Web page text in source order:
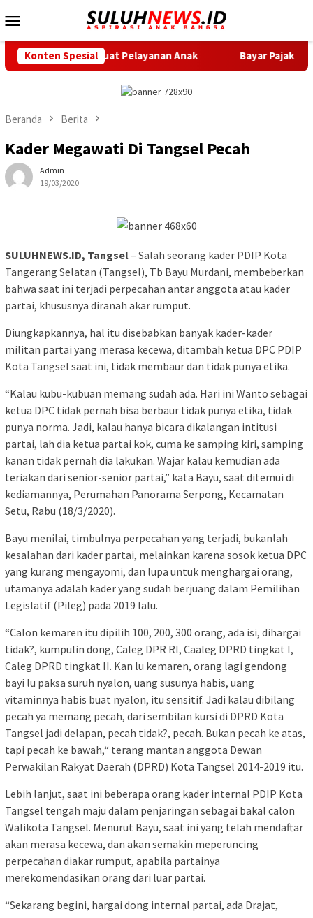
ke
Mobile
Konten Spesial
Pelayanan Anak Bayar Pajak Kini Makin Mudah,
Beranda Berita
Kader Megawati Di Tangsel Pecah
Admin
19/03/2020
SULUHNEWS.ID, Tangsel– Salah seorang kader PDIP Kota
Tangerang Selatan (Tangsel), Tb Bayu Murdani, membeberkan
bahwa saat ini terjadi perpecahan antar anggota atau kader
partai, khususnya diranah akar rumput.
Diungkapkannya, hal itu disebabkan banyak kader-kader
militan partai yang merasa kecewa, ditambah ketua DPC PDIP
Kota Tangsel saat ini, tidak membaur dan tidak punya etika.
“Kalau kubu-kubuan memang sudah ada. Hari ini Wanto sebagai
ketua DPC tidak pernah bisa berbaur tidak punya etika, tidak
punya norma. Jadi, kalau hanya bicara dikalangan intitusi
partai, lah dia ketua partai kok, cuma ke samping kiri, samping
kanan tidak pernah dia lakukan. Wajar kalau kemudian ada
teriakan dari senior-senior partai,” kata Bayu, saat ditemui di
kediamannya, Perumahan Panorama Serpong, Kecamatan
Setu, Rabu (18/3/2020).
Bayu menilai, timbulnya perpecahan yang terjadi, bukanlah
kesalahan dari kader partai, melainkan karena sosok ketua DPC
yang kurang mengayomi, dan lupa untuk menghargai orang,
utamanya adalah kader yang sudah berjuang dalam Pemilihan
Legislatif (Pileg) pada 2019 lalu.
“Calon kemaren itu dipilih 100, 200, 300 orang, ada isi, dihargai
tidak?, kumpulin dong, Caleg DPR RI, Caaleg DPRD tingkat I,
Caleg DPRD tingkat II. Kan lu kemaren, orang lagi gendong
bayi lu paksa suruh nyalon, uang susunya habis, uang
vitaminnya habis buat nyalon, itu sensitif. Jadi kalau dibilang
pecah ya memang pecah, dari sembilan kursi di DPRD Kota
Tangsel jadi delapan, pecah tidak?, pecah. Bukan pecah ke atas,
tapi pecah ke bawah,“ terang mantan anggota Dewan
Perwakilan Rakyat Daerah (DPRD) Kota Tangsel 2014-2019 itu.
Lebih lanjut, saat ini beberapa orang kader internal PDIP Kota
Tangsel tengah maju dalam penjaringan sebagai bakal calon
Walikota Tangsel. Menurut Bayu, saat ini yang telah mendaftar
akan merasa kecewa, dan akan semakin meperuncing
perpecahan diakar rumput, apabila partainya
merekomendasikan orang dari luar partai.
“Sekarang begini, hargai dong internal partai, ada Drajat,